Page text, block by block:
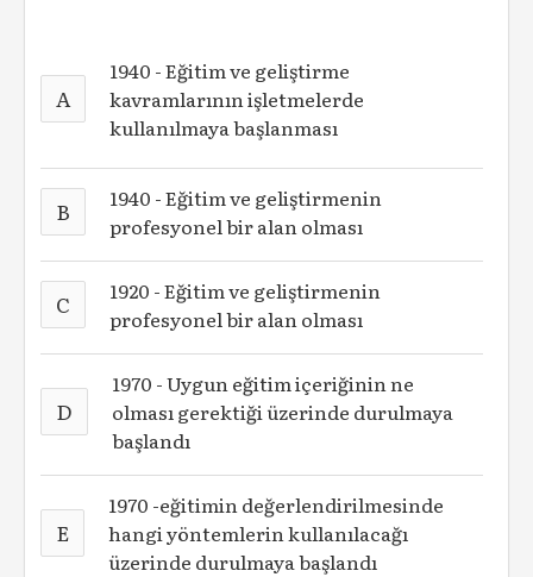
A
1940 - Eğitim ve geliştirme
kavramlarının işletmelerde
kullanılmaya başlanması
B
1940 - Eğitim ve geliştirmenin
profesyonel bir alan olması
C
1920 - Eğitim ve geliştirmenin
profesyonel bir alan olması
D
1970 - Uygun eğitim içeriğinin ne
olması gerektiği üzerinde durulmaya
başlandı
E
1970 -eğitimin değerlendirilmesinde
hangi yöntemlerin kullanılacağı
üzerinde durulmaya başlandı